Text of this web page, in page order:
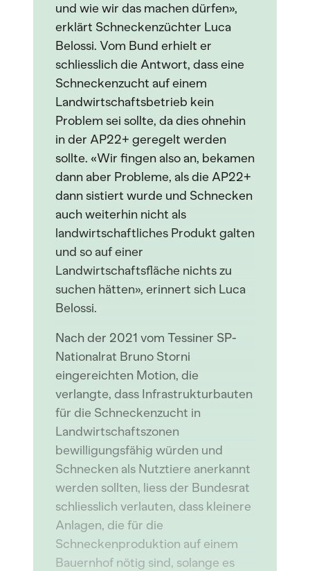
und wie wir das machen dürfen»,
erklärt Schneckenzüchter Luca
Belossi. Vom Bund erhielt er
schliesslich die Antwort, dass eine
Schneckenzucht auf einem
Landwirtschaftsbetrieb kein
Problem sei sollte, da dies ohnehin
in der AP22+ geregelt werden
sollte. «Wir fingen also an, bekamen
dann aber Probleme, als die AP22+
dann sistiert wurde und Schnecken
auch weiterhin nicht als
landwirtschaftliches Produkt galten
und so auf einer
Landwirtschaftsfläche nichts zu
suchen hätten», erinnert sich Luca
Belossi.
Nach der 2021 vom Tessiner SP-
Nationalrat Bruno Storni
eingereichten Motion, die
verlangte, dass Infrastrukturbauten
für die Schneckenzucht in
Landwirtschaftszonen
bewilligungsfähig würden und
Schnecken als Nutztiere anerkannt
werden sollten, liess der Bundesrat
schliesslich verlauten, dass kleinere
Anlagen, die für die
Schneckenproduktion auf einem
Bauernhof nötig sind, solange es